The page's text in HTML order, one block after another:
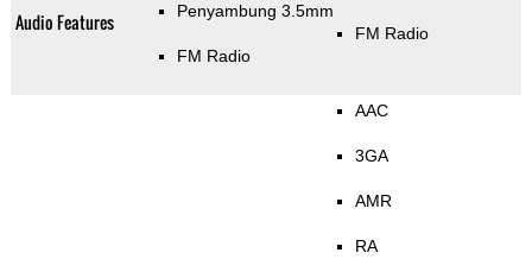
Audio Features Penyambung 3.5mm
FM Radio
FM Radio
AAC
3GA
AMR
RA